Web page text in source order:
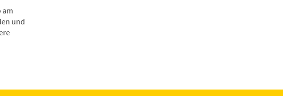
am
und